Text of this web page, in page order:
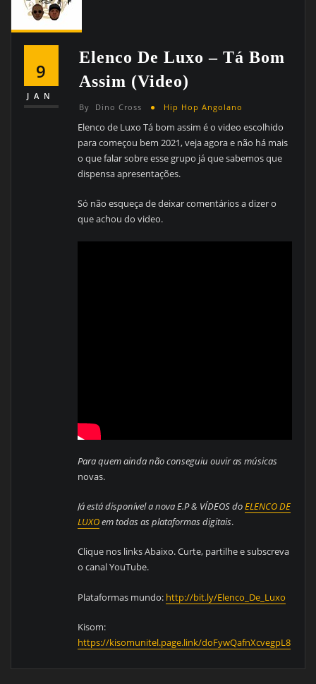
9
JAN
Elenco De Luxo – Tá Bom
Assim (Video)
By Dino Cross Hip Hop Angolano
Elenco de Luxo Tá bom assim é o video escolhido
para começou bem 2021, veja agora e não há mais
o que falar sobre esse grupo já que sabemos que
dispensa apresentações.
Só não esqueça de deixar comentários a dizer o
que achou do video.
Para quem ainda não conseguiu ouvir as músicas
novas.
Já está disponível a nova E.P & VÍDEOS doELENCO DE
LUXOem todas as plataformas digitais.
Clique nos links Abaixo. Curte, partilhe e subscreva
o canal YouTube.
Plataformas mundo: http://bit.ly/Elenco_De_Luxo
Kisom:
https://kisomunitel.page.link/doFywQafnXcvegpL8